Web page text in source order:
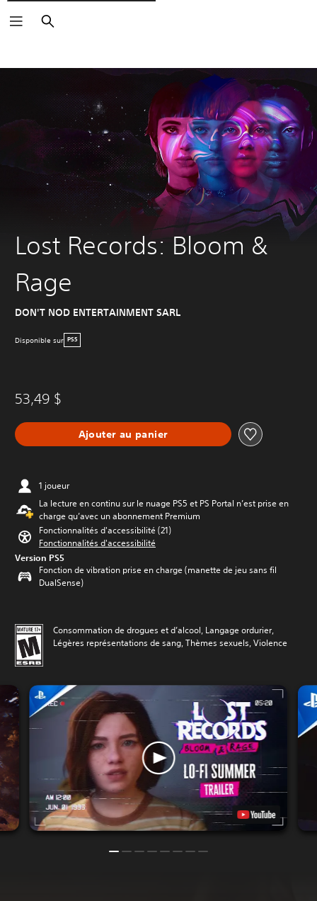
Rechercher
Lost Records: Bloom &
Rage
DON'T NOD ENTERTAINMENT SARL
Disponible sur PS5
53,49 $
Ajouter au panier
1 joueur
La lecture en continu sur le nuage PS5 et PS Portal n’est prise en
charge qu’avec un abonnement Premium
Fonctionnalités d'accessibilité (21)
Fonctionnalités d'accessibilité
Version PS5
Fonction de vibration prise en charge (manette de jeu sans fil
DualSense)
Consommation de drogues et d’alcool, Langage ordurier,
Légères représentations de sang, Thèmes sexuels, Violence